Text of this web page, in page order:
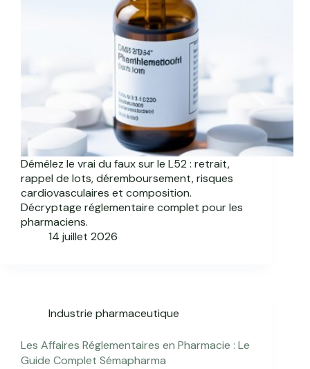
Démêlez le vrai du faux sur le L52 : retrait,
rappel de lots, déremboursement, risques
cardiovasculaires et composition.
Décryptage réglementaire complet pour les
pharmaciens.
14 juillet 2026
Industrie pharmaceutique
Les Affaires Réglementaires en Pharmacie : Le
Guide Complet Sémapharma